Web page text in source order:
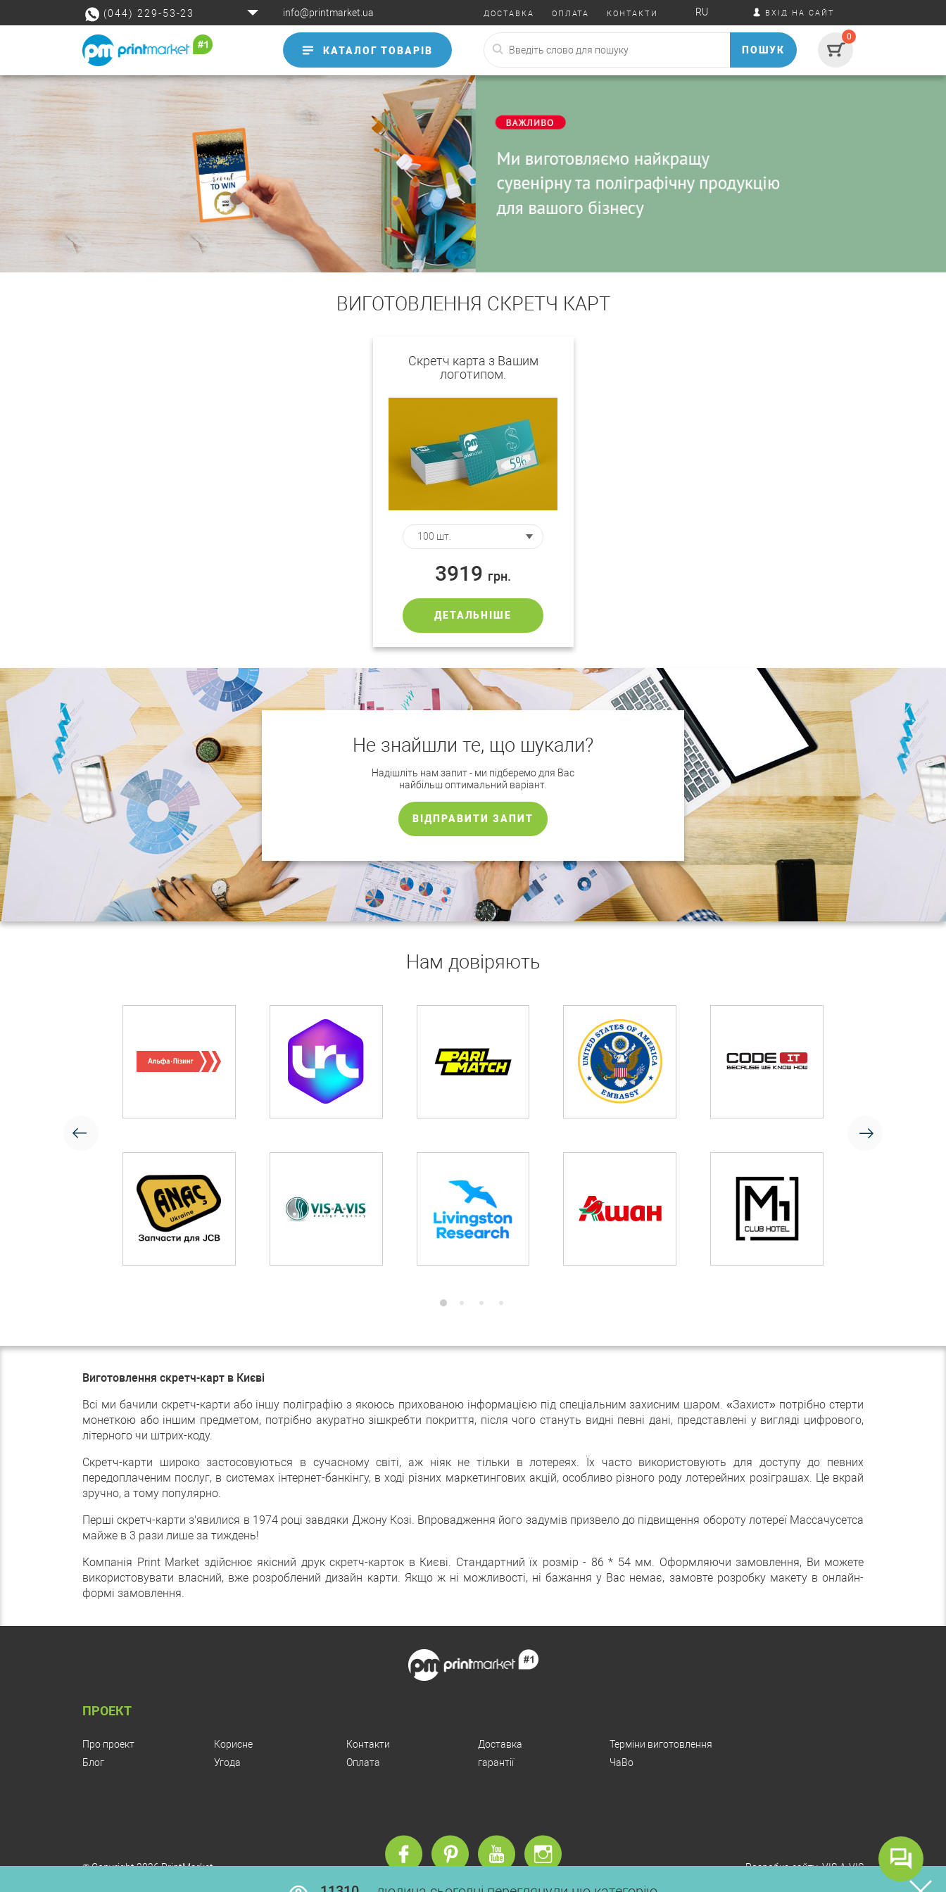
(044) 229-53-23 info@printmarket.ua ДОСТАВКА ОПЛАТА КОНТАКТИ RU ВХІД НА САЙТ
КАТАЛОГ ТОВАРІВ ПОШУК
0
ВИГОТОВЛЕННЯ СКРЕТЧ КАРТ
Скретч карта з Вашим
логотипом.
3919 грн.
ДЕТАЛЬНІШЕ
Не знайшли те, що шукали?
Надішліть нам запит - ми підберемо для Вас
найбільш оптимальний варіант.
ВІДПРАВИТИ ЗАПИТ
Нам довіряють
Виготовлення скретч-карт в Києві
Всі ми бачили скретч-карти або іншу поліграфію з якоюсь прихованою інформацією під спеціальним захисним шаром. «Захист» потрібно стерти
монеткою або іншим предметом, потрібно акуратно зішкребти покриття, після чого стануть видні певні дані, представлені у вигляді цифрового,
літерного чи штрих-коду.
Скретч-карти широко застосовуються в сучасному світі, аж ніяк не тільки в лотереях. Їх часто використовують для доступу до певних
передоплаченим послуг, в системах інтернет-банкінгу, в ході різних маркетингових акцій, особливо різного роду лотерейних розіграшах. Це вкрай
зручно, а тому популярно.
Перші скретч-карти з'явилися в 1974 році завдяки Джону Козі. Впровадження його задумів призвело до підвищення обороту лотереї Массачусетса
майже в 3 рази лише за тиждень!
Компанія Print Market здійснює якісний друк скретч-карток в Києві. Стандартний їх розмір - 86 * 54 мм. Оформляючи замовлення, Ви можете
використовувати власний, вже розроблений дизайн карти. Якщо ж ні можливості, ні бажання у Вас немає, замовте розробку макету в онлайн-
формі замовлення.
ПРОЕКТ
Про проект
Блог
Корисне
Угода
Контакти
Оплата
Доставка
гарантії
Терміни виготовлення
ЧаВо
© Copyright 2026 PrintMarket Розробка сайту:VIS-A-VIS